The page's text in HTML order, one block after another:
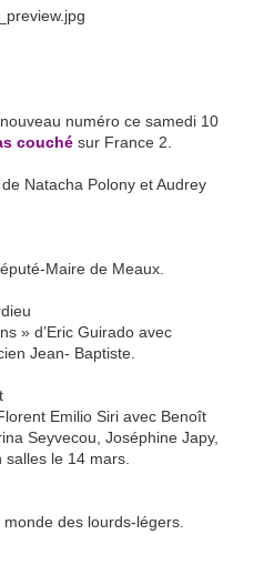
numéro ce samedi 10
couché sur France 2.
Natacha Polony et Audrey
Maire de Meaux.
» d’Eric Guirado avec
Jean- Baptiste.
Emilio Siri avec Benoît
Seyvecou, Joséphine Japy,
le 14 mars.
des lourds-légers.